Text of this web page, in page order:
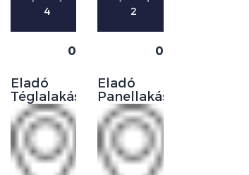
4
0
Eladó
Téglalakás
2
0
Eladó
Panellakás